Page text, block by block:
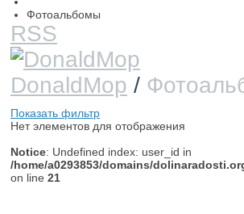
Фотоальбомы
RSS
DonaldMop /
Показать фильтр
Нет элементов для отображения
Notice: Undefined index: user_id in
/home/a0293853/domains/
on line 21